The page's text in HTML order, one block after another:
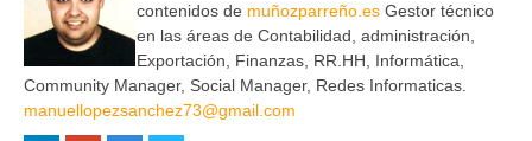
contenidos de muñozparreño.es Gestor técnico
en las áreas de Contabilidad, administración,
Exportación, Finanzas, RR.HH, Informática,
Community Manager, Social Manager, Redes Informaticas.
manuellopezsanchez73@gmail.com